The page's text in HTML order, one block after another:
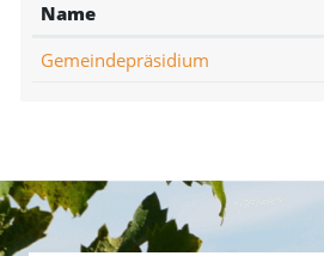
Name
Gemeindepräsidium